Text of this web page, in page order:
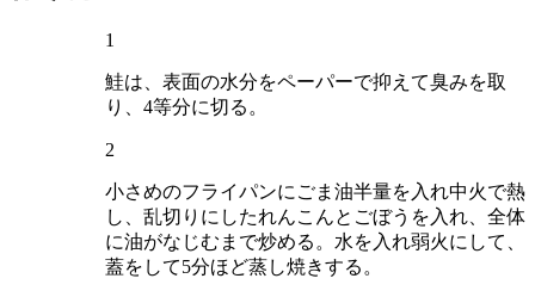
1
鮭は、表面の水分をペーパーで抑えて臭みを取
り、4等分に切る。
2
小さめのフライパンにごま油半量を入れ中火で熱
し、乱切りにしたれんこんとごぼうを入れ、全体
に油がなじむまで炒める。水を入れ弱火にして、
蓋をして5分ほど蒸し焼きする。